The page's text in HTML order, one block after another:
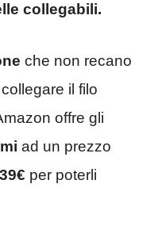
collegabili.
che non recano
il filo
offre gli
ad un prezzo
per poterli